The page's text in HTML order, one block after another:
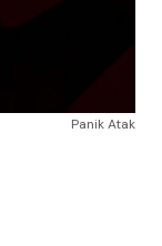
Panik Atak